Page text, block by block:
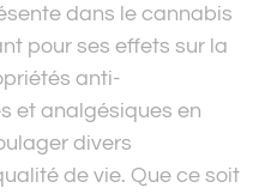
dans le cannabis
pour ses effets sur la
anti-
et analgésiques en
divers
de vie. Que ce soit